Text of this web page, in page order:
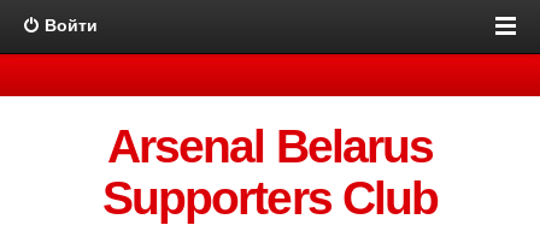
Войти
Arsenal Belarus
Supporters Club